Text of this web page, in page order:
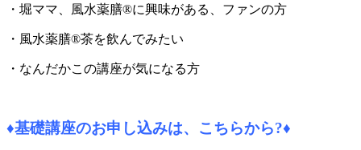
・堀ママ、風水薬膳®に興味がある、ファンの方
・風水薬膳®茶を飲んでみたい
・なんだかこの講座が気になる方
♦基礎講座のお申し込みは、こちらから?♦